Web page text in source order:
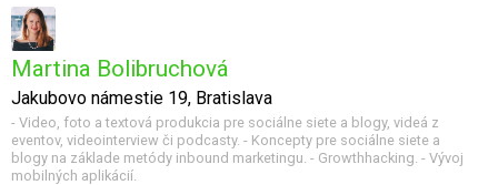
Martina Bolibruchová
Jakubovo námestie 19, Bratislava
- Video, foto a textová produkcia pre sociálne siete a blogy, videá z
eventov, videointerview či podcasty. - Koncepty pre sociálne siete a
blogy na základe metódy inbound marketingu. - Growthhacking. - Vývoj
mobilných aplikácií.